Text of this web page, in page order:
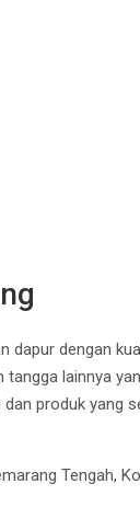
dapur dengan
tangga lainnya
produk yang
Tengah,